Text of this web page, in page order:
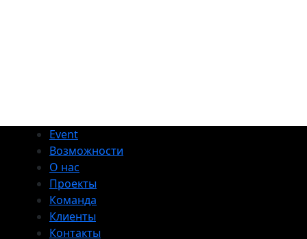
Event
Возможности
О нас
Проекты
Команда
Клиенты
Контакты